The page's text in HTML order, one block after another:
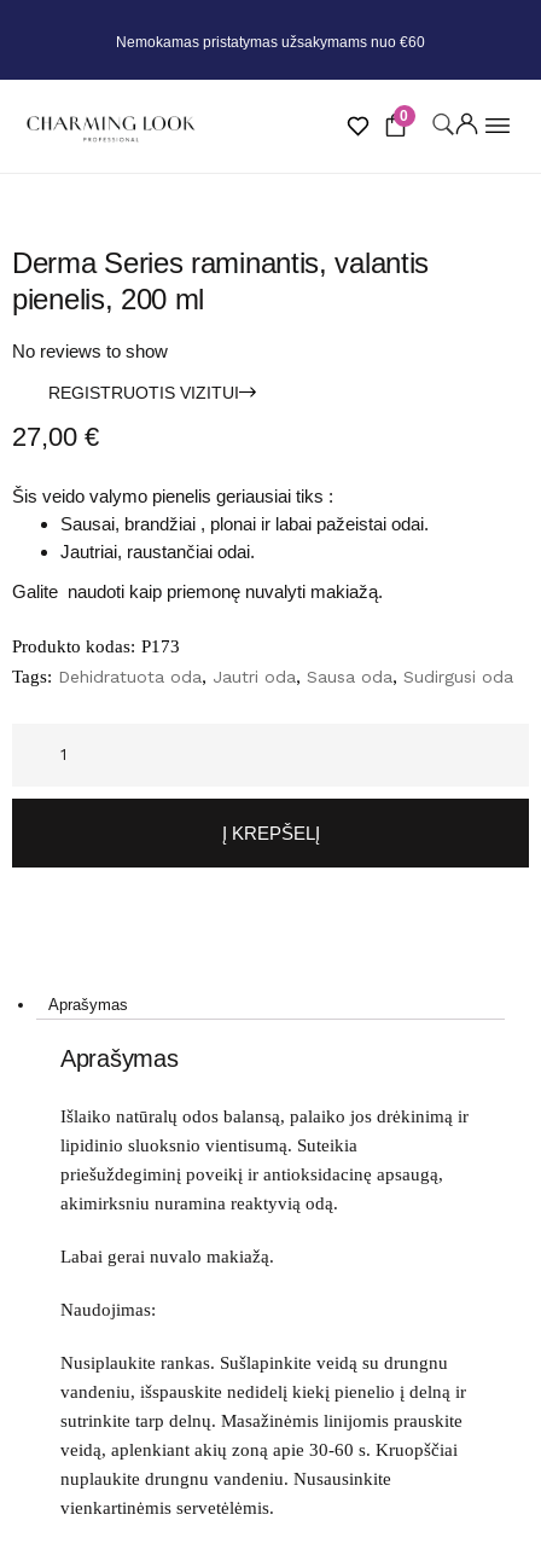
Nemokamas pristatymas užsakymams nuo €60
0
Derma Series raminantis, valantis
pienelis, 200 ml
No reviews to show
REGISTRUOTIS VIZITUI
27,00 €
Šis veido valymo pienelis geriausiai tiks :
Sausai, brandžiai , plonai ir labai pažeistai odai.
Jautriai, raustančiai odai.
Galite naudoti kaip priemonę nuvalyti makiažą.
Produkto kodas: P173
Tags: Dehidratuota oda, Jautri oda, Sausa oda, Sudirgusi oda
Į KREPŠELĮ
Aprašymas
Aprašymas
Išlaiko natūralų odos balansą, palaiko jos drėkinimą ir
lipidinio sluoksnio vientisumą. Suteikia
priešuždegiminį poveikį ir antioksidacinę apsaugą,
akimirksniu nuramina reaktyvią odą.
Labai gerai nuvalo makiažą.
Naudojimas:
Nusiplaukite rankas. Sušlapinkite veidą su drungnu
vandeniu, išspauskite nedidelį kiekį pienelio į delną ir
sutrinkite tarp delnų. Masažinėmis linijomis prauskite
veidą, aplenkiant akių zoną apie 30-60 s. Kruopščiai
nuplaukite drungnu vandeniu. Nusausinkite
vienkartinėmis servetėlėmis.